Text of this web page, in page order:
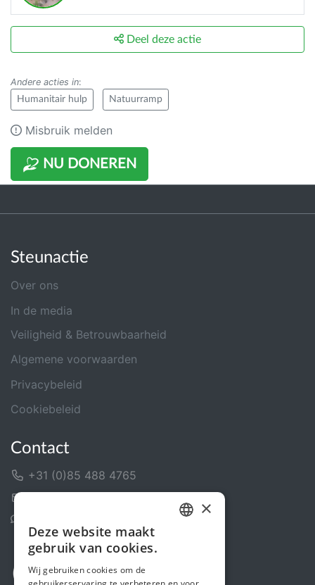
NU DONEREN
Deel deze actie
Andere acties in:
Humanitair hulp Natuurramp
Misbruik melden
Steunactie
Over ons
In de media
Veiligheid & Betrouwbaarheid
Algemene voorwaarden
Privacybeleid
Cookiebeleid
Contact
+31 (0)85 488 4765
×
Deze website maakt
gebruik van cookies.
Wij gebruiken cookies om de